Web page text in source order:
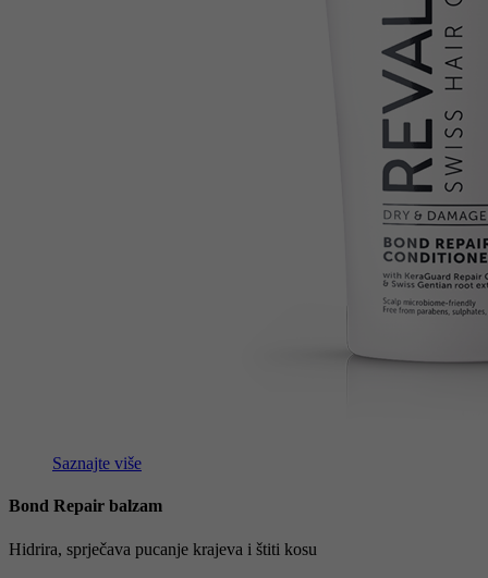
Saznajte više
Bond Repair balzam
Hidrira, sprječava pucanje krajeva i štiti kosu